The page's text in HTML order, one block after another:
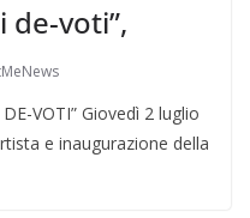
de-voti”,
VOTI” Giovedì 2 luglio
e inaugurazione della